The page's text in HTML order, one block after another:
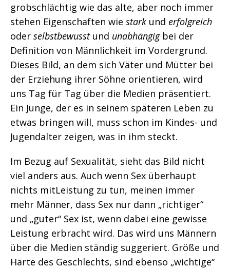
grobschlächtig wie das alte, aber noch immer
stehen Eigenschaften wie stark und erfolgreich
oder selbstbewusst und unabhängig bei der
Definition von Männlichkeit im Vordergrund.
Dieses Bild, an dem sich Väter und Mütter bei
der Erziehung ihrer Söhne orientieren, wird
uns Tag für Tag über die Medien präsentiert.
Ein Junge, der es in seinem späteren Leben zu
etwas bringen will, muss schon im Kindes- und
Jugendalter zeigen, was in ihm steckt.
Im Bezug auf Sexualität, sieht das Bild nicht
viel anders aus. Auch wenn Sex überhaupt
nichts mitLeistung zu tun, meinen immer
mehr Männer, dass Sex nur dann „richtiger“
und „guter“ Sex ist, wenn dabei eine gewisse
Leistung erbracht wird. Das wird uns Männern
über die Medien ständig suggeriert. Größe und
Härte des Geschlechts, sind ebenso „wichtige“